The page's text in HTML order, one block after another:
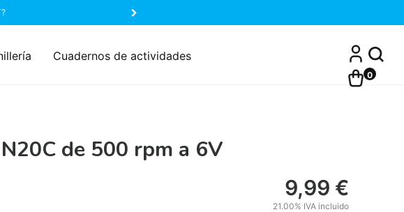
0
Cuadernos de actividades
de 500 rpm a 6V
9,99 €
21.00% IVA incluido